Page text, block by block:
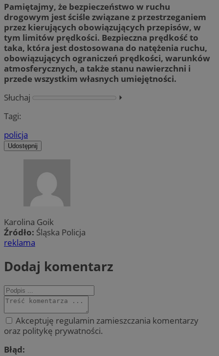
Pamiętajmy, że bezpieczeństwo w ruchu
drogowym jest ściśle związane z przestrzeganiem
przez kierujących obowiązujących przepisów, w
tym limitów prędkości. Bezpieczna prędkość to
taka, która jest dostosowana do natężenia ruchu,
obowiązujących ograniczeń prędkości, warunków
atmosferycznych, a także stanu nawierzchni i
przede wszystkim własnych umiejętności.
Słuchaj
⏵︎
Tagi:
policja
Udostępnij
Karolina Goik
Źródło: Śląska Policja
reklama
Dodaj komentarz
Akceptuję regulamin zamieszczania komentarzy
oraz politykę prywatności.
Błąd: